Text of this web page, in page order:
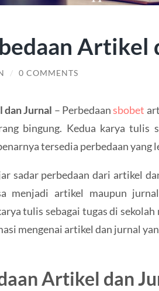
Artikel
/ 0 COMMENTS
Jurnal – Perbedaansbobet
bingung. Kedua karya tulis
tersedia perbedaan yang
sadar perbedaan dari artikel
menjadi artikel maupun
tulis sebagai tugas di
mengenai artikel dan jurnal
Artikel dan